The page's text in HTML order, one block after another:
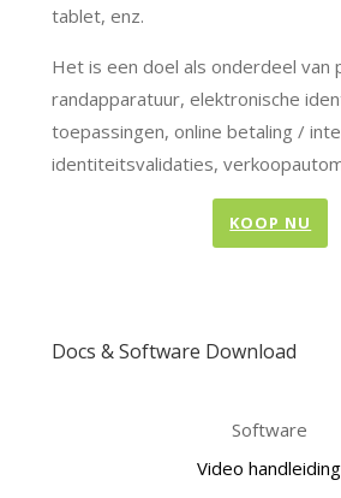
tablet, enz.
Het is een doel als onderdeel van
randapparatuur, elektronische
toepassingen, online betaling /
identiteitsvalidaties,
KOOP NU
Docs & Software Download
Software
Video handleiding